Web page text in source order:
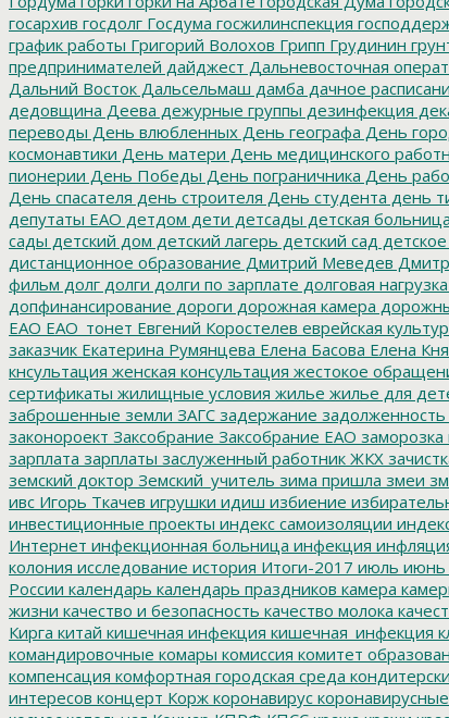
госархив госдолг Госдума госжилинспекция
график работы Григорий Волохов Грипп Грудинин
предпринимателей дайджест Дальневосточная
Дальний Восток Дальсельмаш дамба дачное
дедовщина Деева дежурные группы дезинфекция
переводы День влюбленных День географа День
космонавтики День матери День медицинского
пионерии День Победы День пограничника День
День спасателя день строителя День студента день
депутаты ЕАО детдом дети детсады детская больница
сады детский дом детский лагерь детский сад
дистанционное образование Дмитрий Меведев
фильм долг долги долги по зарплате долговая нагрузка
допфинансирование дороги дорожная камера
ЕАО ЕАО_тонет Евгений Коростелев еврейская
заказчик Екатерина Румянцева Елена Басова Елена
кнсультация женская консультация жестокое
сертификаты жилищные условия жилье жилье для
заброшенные земли ЗАГС задержание задолженность
законороект Заксобрание Заксобрание ЕАО
зарплата зарплаты заслуженный работник ЖКХ
земский доктор Земский_учитель зима пришла змеи
ивс Игорь Ткачев игрушки идиш избиение
инвестиционные проекты индекс самоизоляции
Интернет инфекционная больница инфекция
колония исследование история Итоги-2017 июль июнь
России календарь календарь праздников камера
жизни качество и безопасность качество молока
Кирга китай кишечная инфекция кишечная_инфекция
командировочные комары комиссия комитет
компенсация комфортная городская среда
интересов концерт Корж коронавирус